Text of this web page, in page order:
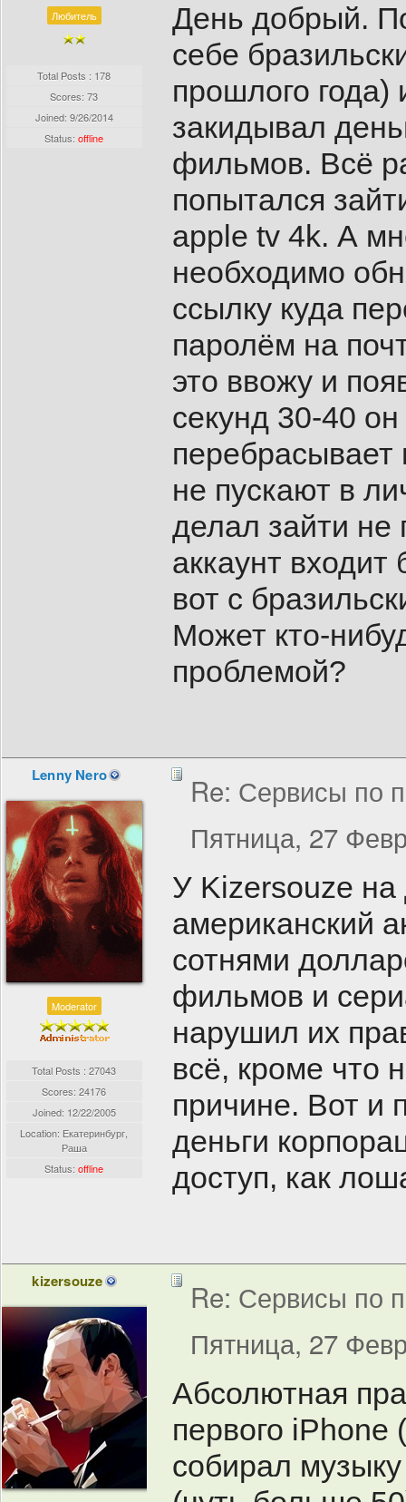
Любитель
Total Posts : 178
Scores: 73
Joined: 9/26/2014
Status:offline
День добрый.
себе
прошлого
закидывал
фильмов. Всё
попытался
apple tv 4k. А
необходимо
ссылку куда
паролём на
это ввожу и
секунд 30-40
перебрасывает
не пускают в
делал зайти не
аккаунт
вот с
Может кто-
проблемой?
Lenny Nero
Moderator
Total Posts : 27043
Scores: 24176
Joined: 12/22/2005
Location: Екатеринбург,
Раша
Status:offline
Re: Сервисы по
Пятница, 27
У Kizersouze
американский
сотнями
фильмов и
нарушил их
всё, кроме что
причине. Вот и
деньги
доступ, как
kizersouze
Re: Сервисы по
Пятница, 27
Абсолютная
первого iPhone
собирал